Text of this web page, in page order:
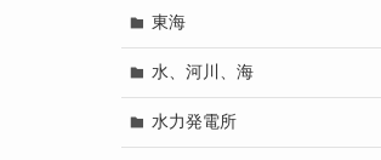
東海
水、河川、海
水力発電所